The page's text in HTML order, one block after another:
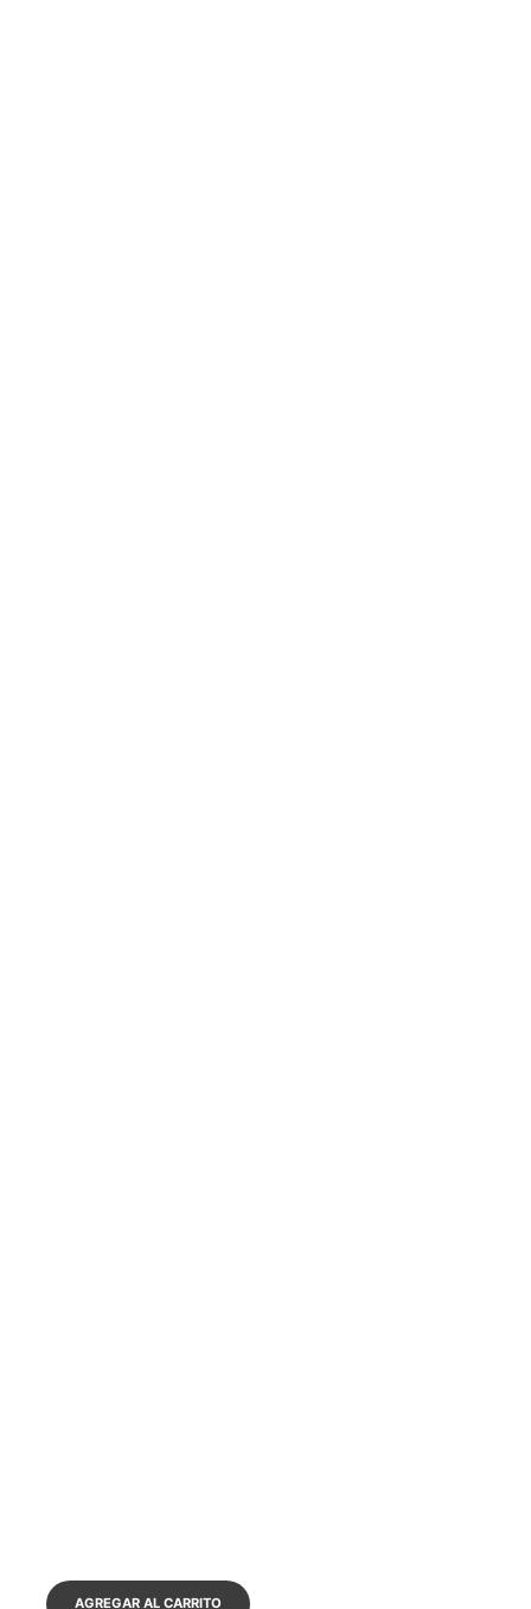
AGREGAR AL CARRITO